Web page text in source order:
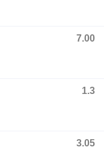
7.00
1.3
3.05